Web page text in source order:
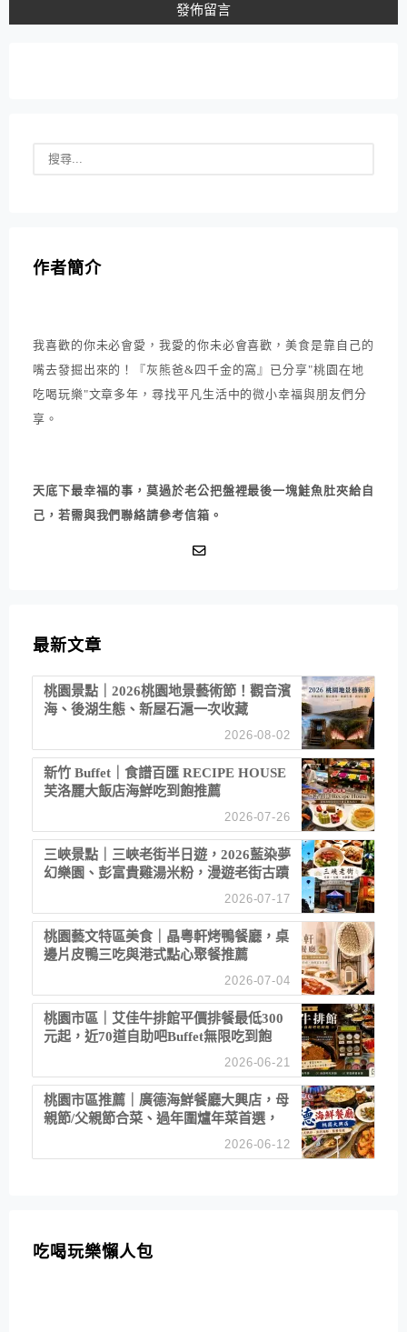
作者簡介
我喜歡的你未必會愛，我愛的你未必會喜歡，美食是靠自己的
嘴去發掘出來的！『灰熊爸&四千金的窩』已分享"桃園在地
吃喝玩樂"文章多年，尋找平凡生活中的微小幸福與朋友們分
享。
天底下最幸福的事，莫過於老公把盤裡最後一塊鮭魚肚夾給自
己，若需與我們聯絡請參考信箱。
最新文章
桃園景點｜2026桃園地景藝術節！觀音濱
海、後湖生態、新屋石滬一次收藏
2026-08-02
新竹 Buffet｜食譜百匯 RECIPE HOUSE
芙洛麗大飯店海鮮吃到飽推薦
2026-07-26
三峽景點｜三峽老街半日遊，2026藍染夢
幻樂園、彭富貴雞湯米粉，漫遊老街古蹟
2026-07-17
桃園藝文特區美食｜晶粵軒烤鴨餐廳，桌
邊片皮鴨三吃與港式點心聚餐推薦
2026-07-04
桃園市區｜艾佳牛排館平價排餐最低300
元起，近70道自助吧Buffet無限吃到飽
2026-06-21
桃園市區推薦｜廣德海鮮餐廳大興店，母
親節/父親節合菜、過年圍爐年菜首選，
2026-06-12
吃喝玩樂懶人包